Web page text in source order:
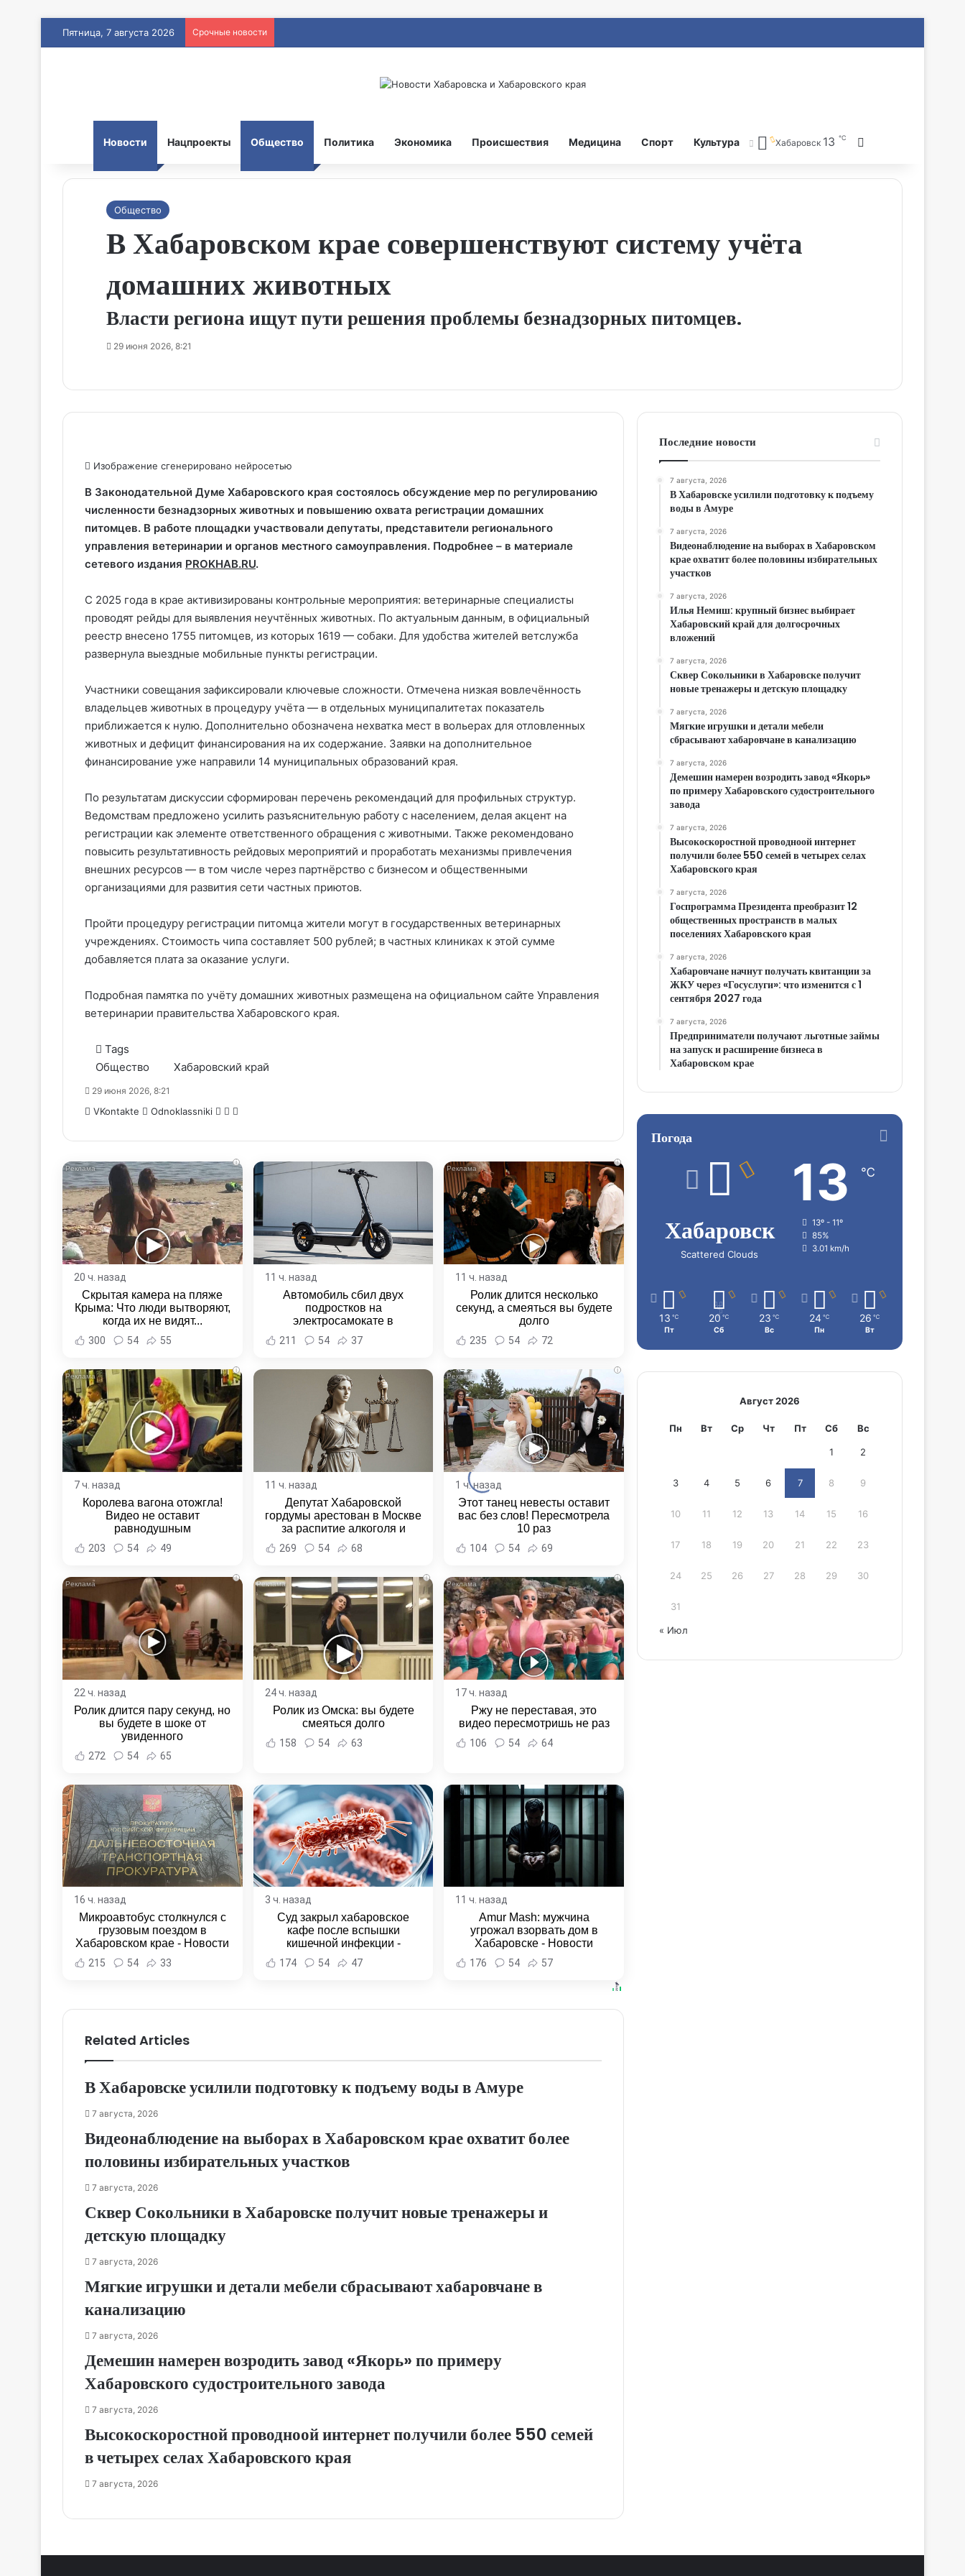
Пятница, 7 августа 2026 Срочные новости
Новости Нацпроекты Общество Политика Экономика Происшествия Медицина Спорт Культура Хабаровск 13 ℃
Общество
В Хабаровском крае совершенствуют систему учёта
домашних животных
Власти региона ищут пути решения проблемы безнадзорных питомцев.
29 июня 2026, 8:21
Изображение сгенерировано нейросетью
В Законодательной Думе Хабаровского края состоялось обсуждение мер по регулированию
численности безнадзорных животных и повышению охвата регистрации домашних
питомцев. В работе площадки участвовали депутаты, представители регионального
управления ветеринарии и органов местного самоуправления. Подробнее – в материале
сетевого издания PROKHAB.RU.
С 2025 года в крае активизированы контрольные мероприятия: ветеринарные специалисты
проводят рейды для выявления неучтённых животных. По актуальным данным, в официальный
реестр внесено 1755 питомцев, из которых 1619 — собаки. Для удобства жителей ветслужба
развернула выездные мобильные пункты регистрации.
Участники совещания зафиксировали ключевые сложности. Отмечена низкая вовлечённость
владельцев животных в процедуру учёта — в отдельных муниципалитетах показатель
приближается к нулю. Дополнительно обозначена нехватка мест в вольерах для отловленных
животных и дефицит финансирования на их содержание. Заявки на дополнительное
финансирование уже направили 14 муниципальных образований края.
По результатам дискуссии сформирован перечень рекомендаций для профильных структур.
Ведомствам предложено усилить разъяснительную работу с населением, делая акцент на
регистрации как элементе ответственного обращения с животными. Также рекомендовано
повысить результативность рейдовых мероприятий и проработать механизмы привлечения
внешних ресурсов — в том числе через партнёрство с бизнесом и общественными
организациями для развития сети частных приютов.
Пройти процедуру регистрации питомца жители могут в государственных ветеринарных
учреждениях. Стоимость чипа составляет 500 рублей; в частных клиниках к этой сумме
добавляется плата за оказание услуги.
Подробная памятка по учёту домашних животных размещена на официальном сайте Управления
ветеринарии правительства Хабаровского края.
Tags
Общество
Хабаровский край
29 июня 2026, 8:21
VKontakte Odnoklassniki WhatsApp
Telegram
Email
i
20 ч. назад
Скрытая камера на пляже
Крыма: Что люди вытворяют,
когда их не видят...
300 54 55
11 ч. назад
Автомобиль сбил двух
подростков на
электросамокате в
Комсомольске-на-Амуре -
Новости Хабаровска и
211 54 37
i
11 ч. назад
Ролик длится несколько
секунд, а смеяться вы будете
долго
235 54 72
i
7 ч. назад
Королева вагона отожгла!
Видео не оставит
равнодушным
203 54 49
11 ч. назад
Депутат Хабаровской
гордумы арестован в Москве
за распитие алкоголя и
неповиновение полиции -
Новости Хабаровска и
269 54 68
i
1 ч. назад
Этот танец невесты оставит
вас без слов! Пересмотрела
10 раз
104 54 69
i
22 ч. назад
Ролик длится пару секунд, но
вы будете в шоке от
увиденного
272 54 65
i
24 ч. назад
Ролик из Омска: вы будете
смеяться долго
158 54 63
i
17 ч. назад
Ржу не переставая, это
видео пересмотришь не раз
106 54 64
16 ч. назад
Микроавтобус столкнулся с
грузовым поездом в
Хабаровском крае - Новости
Хабаровска и Хабаровского
края
215 54 33
3 ч. назад
Суд закрыл хабаровское
кафе после вспышки
кишечной инфекции -
Новости Хабаровска и
Хабаровского края
174 54 47
11 ч. назад
Amur Mash: мужчина
угрожал взорвать дом в
Хабаровске - Новости
Хабаровска и Хабаровского
края
176 54 57
Related Articles
В Хабаровске усилили подготовку к подъему воды в Амуре
7 августа, 2026
Видеонаблюдение на выборах в Хабаровском крае охватит более
половины избирательных участков
7 августа, 2026
Сквер Сокольники в Хабаровске получит новые тренажеры и
детскую площадку
7 августа, 2026
Мягкие игрушки и детали мебели сбрасывают хабаровчане в
канализацию
7 августа, 2026
Демешин намерен возродить завод «Якорь» по примеру
Хабаровского судостроительного завода
7 августа, 2026
Высокоскоростной проводноой интернет получили более 550 семей
в четырех селах Хабаровского края
7 августа, 2026
Последние новости
7 августа, 2026
В Хабаровске усилили подготовку к подъему
воды в Амуре
7 августа, 2026
Видеонаблюдение на выборах в Хабаровском
крае охватит более половины избирательных
участков
7 августа, 2026
Илья Немиш: крупный бизнес выбирает
Хабаровский край для долгосрочных
вложений
7 августа, 2026
Сквер Сокольники в Хабаровске получит
новые тренажеры и детскую площадку
7 августа, 2026
Мягкие игрушки и детали мебели
сбрасывают хабаровчане в канализацию
7 августа, 2026
Демешин намерен возродить завод «Якорь»
по примеру Хабаровского судостроительного
завода
7 августа, 2026
Высокоскоростной проводноой интернет
получили более 550 семей в четырех селах
Хабаровского края
7 августа, 2026
Госпрограмма Президента преобразит 12
общественных пространств в малых
поселениях Хабаровского края
7 августа, 2026
Хабаровчане начнут получать квитанции за
ЖКУ через «Госуслуги»: что изменится с 1
сентября 2027 года
7 августа, 2026
Предприниматели получают льготные займы
на запуск и расширение бизнеса в
Хабаровском крае
Погода
Хабаровск
Scattered Clouds
13 ℃
13º - 11º
85%
3.01 km/h
13 ℃
Пт
20 ℃
Сб
23 ℃
Вс
24 ℃
Пн
26 ℃
Вт
Август 2026
Пн Вт Ср Чт Пт Сб Вс
1 2
3 4 5 6 7 8 9
10 11 12 13 14 15 16
17 18 19 20 21 22 23
24 25 26 27 28 29 30
31
« Июл